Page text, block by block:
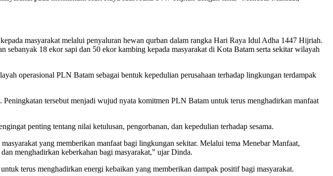
masyarakat melalui penyaluran hewan qurban dalam rangka Hari Raya Idul Adha 1447 Hijriah.
18 ekor sapi dan 50 ekor kambing kepada masyarakat di Kota Batam serta sekitar wilayah
operasional PLN Batam sebagai bentuk kepedulian perusahaan terhadap lingkungan terdampak
tersebut menjadi wujud nyata komitmen PLN Batam untuk terus menghadirkan manfaat
penting tentang nilai ketulusan, pengorbanan, dan kepedulian terhadap sesama.
yang memberikan manfaat bagi lingkungan sekitar. Melalui tema Menebar Manfaat,
menghadirkan keberkahan bagi masyarakat,” ujar Dinda.
terus menghadirkan energi kebaikan yang memberikan dampak positif bagi masyarakat.